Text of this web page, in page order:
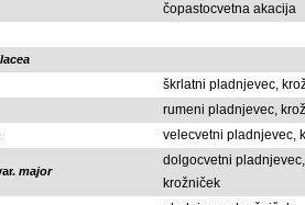
čopastocvetna akacija
škrlatni pladnjevec,
rumeni pladnjevec,
velecvetni pladnjevec,
major
dolgocvetni pladnjevec,
krožniček